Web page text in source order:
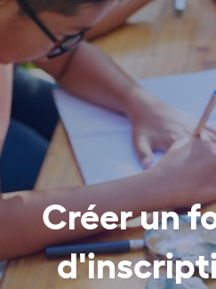
Créer un